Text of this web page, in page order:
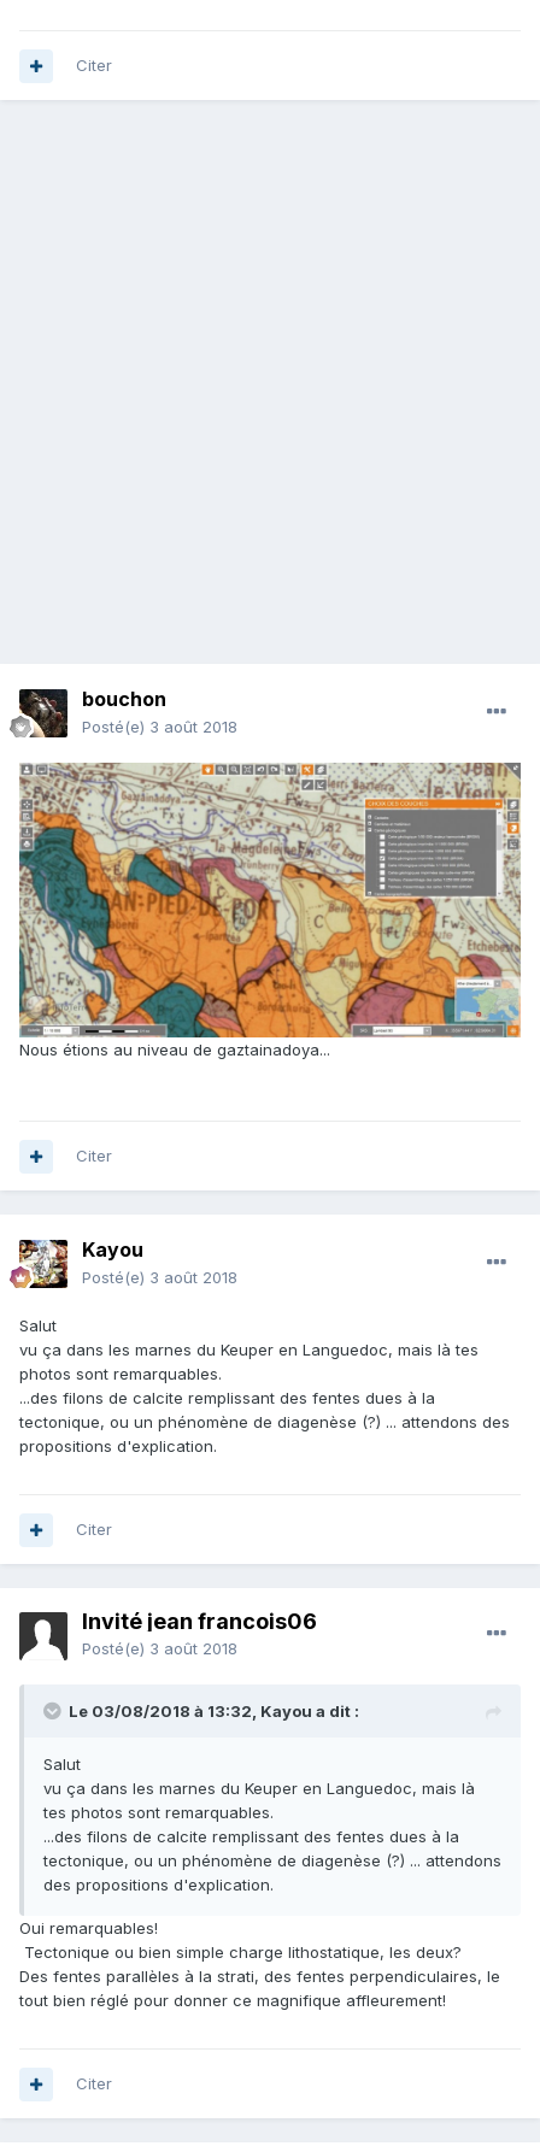
Citer
bouchon
Posté(e) 3 août 2018
Nous étions au niveau de gaztainadoya...
Citer
Kayou
Posté(e) 3 août 2018
Salut
vu ça dans les marnes du Keuper en Languedoc, mais là tes
photos sont remarquables.
...des filons de calcite remplissant des fentes dues à la
tectonique, ou un phénomène de diagenèse (?) ... attendons des
propositions d'explication.
Citer
Invité jean francois06
Posté(e) 3 août 2018
Le 03/08/2018 à 13:32, Kayou a dit :
Salut
vu ça dans les marnes du Keuper en Languedoc, mais là
tes photos sont remarquables.
...des filons de calcite remplissant des fentes dues à la
tectonique, ou un phénomène de diagenèse (?) ... attendons
des propositions d'explication.
Oui remarquables!
Tectonique ou bien simple charge lithostatique, les deux?
Des fentes parallèles à la strati, des fentes perpendiculaires, le
tout bien réglé pour donner ce magnifique affleurement!
Citer